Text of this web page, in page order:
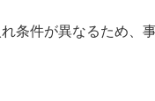
条件が異なるため、